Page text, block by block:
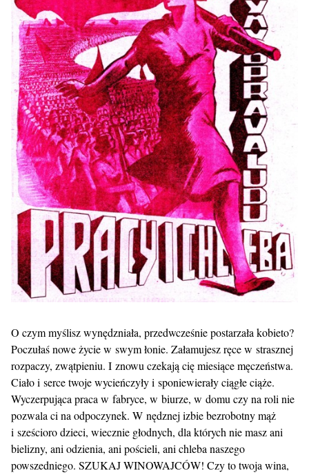
O czym myślisz wynędzniała, przedwcześnie postarzała kobieto?
Poczułaś nowe życie w swym łonie. Załamujesz ręce w strasznej
rozpaczy, zwątpieniu. I znowu czekają cię miesiące męczeństwa.
Ciało i serce twoje wycieńczyły i sponiewierały ciągłe ciąże.
Wyczerpująca praca w fabryce, w biurze, w domu czy na roli nie
pozwala ci na odpoczynek. W nędznej izbie bezrobotny mąż
i sześcioro dzieci, wiecznie głodnych, dla których nie masz ani
bielizny, ani odzienia, ani pościeli, ani chleba naszego
powszedniego. SZUKAJ WINOWAJCÓW! Czy to twoja wina,